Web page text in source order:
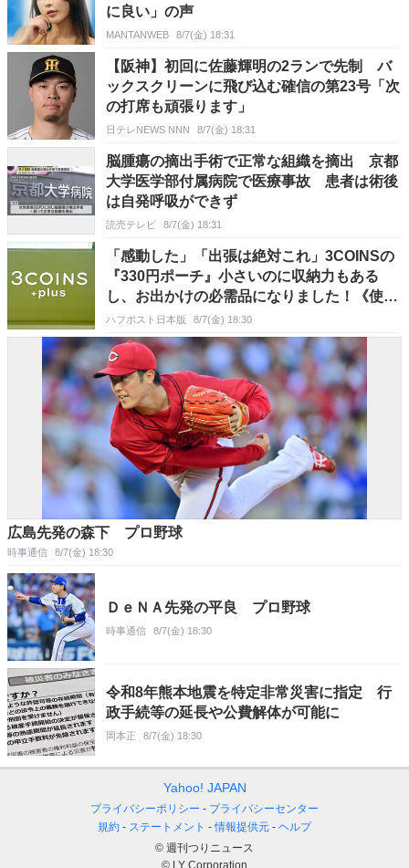
に良い」の声
MANTANWEB 8/7(金) 18:31
【阪神】初回に佐藤輝明の2ランで先制 バ
ックスクリーンに飛び込む確信の第23号「次
の打席も頑張ります」
日テレNEWS NNN 8/7(金) 18:31
脳腫瘍の摘出手術で正常な組織を摘出 京都
大学医学部付属病院で医療事故 患者は術後
は自発呼吸ができず
読売テレビ 8/7(金) 18:31
「感動した」「出張は絶対これ」3COINSの
『330円ポーチ』小さいのに収納力もある
し、お出かけの必需品になりました！《使用
レビュー》
ハフポスト日本版 8/7(金) 18:30
広島先発の森下 プロ野球
時事通信 8/7(金) 18:30
ＤｅＮＡ先発の平良 プロ野球
時事通信 8/7(金) 18:30
令和8年熊本地震を特定非常災害に指定 行
政手続等の延長や公費解体が可能に
岡本正 8/7(金) 18:30
Yahoo! JAPAN
プライバシーポリシー
プライバシーセンター
規約
ステートメント 情報提供元
ヘルプ
© 週刊つりニュース
© LY Corporation